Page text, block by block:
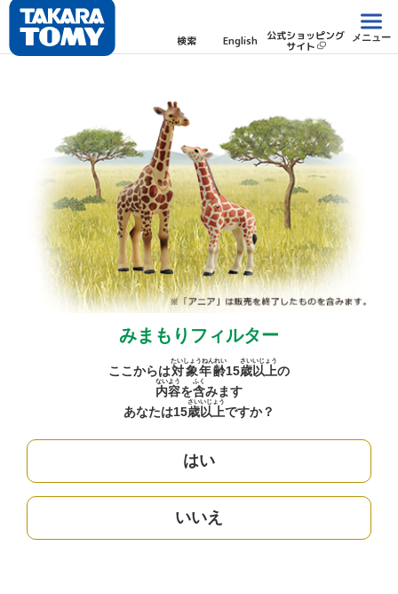
検索 English 公式ショッピング
サイト
メニュー
みまもりフィルター
ここからは対象年齢
たいしょうねんれい
15歳
さい
以上
いじょう
の
内容
ないよう
を含
ふく
みます
あなたは15歳
さい
以上
いじょう
ですか？
はい
いいえ